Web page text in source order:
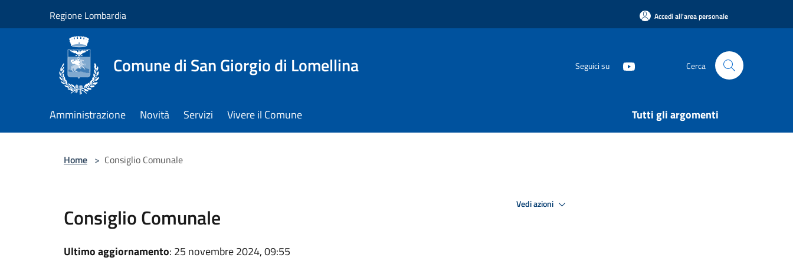
Regione Lombardia Accedi all'area personale
Comune di San Giorgio di Lomellina Seguici su Cerca
Amministrazione Novità Servizi Vivere il Comune Tutti gli argomenti
Home > Consiglio Comunale
Consiglio Comunale
Ultimo aggiornamento: 25 novembre 2024, 09:55
Vedi azioni